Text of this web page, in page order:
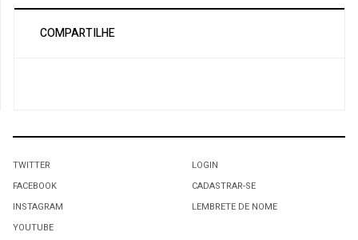
COMPARTILHE
TWITTER
FACEBOOK
INSTAGRAM
YOUTUBE
LOGIN
CADASTRAR-SE
LEMBRETE DE NOME